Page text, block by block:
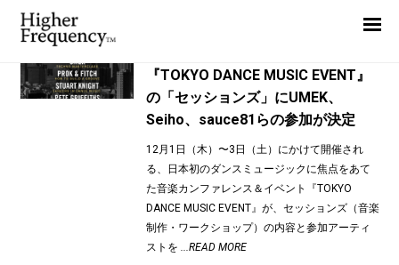
TAG: OBKR
『TOKYO DANCE MUSIC EVENT』
の「セッションズ」にUMEK、
Seiho、sauce81らの参加が決定
12月1日（木）〜3日（土）にかけて開催され
る、日本初のダンスミュージックに焦点をあて
た音楽カンファレンス＆イベント『TOKYO
DANCE MUSIC EVENT』が、セッションズ（音楽
制作・ワークショップ）の内容と参加アーティ
ストを ...READ MORE
News
Interview
Report